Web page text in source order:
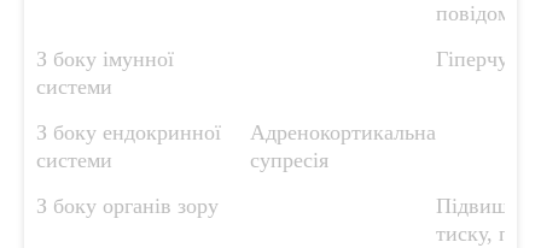
З боку імунної
системи
З боку ендокринної
системи
Адренокортикальна
супресія
З боку органів зору
тиску,